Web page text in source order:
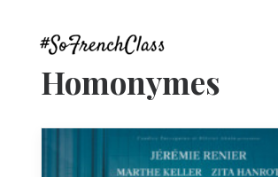
Homonymes